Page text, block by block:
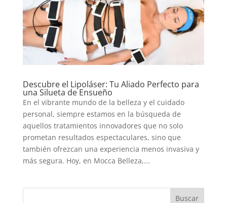
Descubre el Lipoláser: Tu Aliado Perfecto para
una Silueta de Ensueño
En el vibrante mundo de la belleza y el cuidado
personal, siempre estamos en la búsqueda de
aquellos tratamientos innovadores que no solo
prometan resultados espectaculares, sino que
también ofrezcan una experiencia menos invasiva y
más segura. Hoy, en Mocca Belleza,...